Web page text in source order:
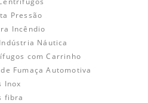
Pressão
Incêndio
Náutica
com Carrinho
Fumaça Automotiva
Inox
fibra